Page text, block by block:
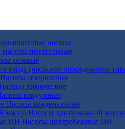
насосы
Насосы питательные
сетевые
Насосы секционные
химические
вакуумные
Насосы конденсатные
Насосы для бумажной массы
Насосы центробежные ЦН